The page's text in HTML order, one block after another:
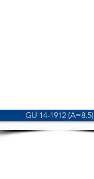
GU 14-1912 (A=8.5)